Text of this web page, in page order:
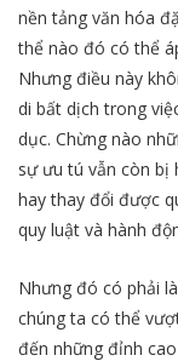
nền tảng văn hóa
thể nào đó có thể
Nhưng điều này
di bất dịch trong
dục. Chừng nào
sự ưu tú vẫn còn bị
hay thay đổi được
quy luật và hành
Nhưng đó có phải
chúng ta có thể
đến những đỉnh